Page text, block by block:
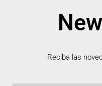
Reciba las